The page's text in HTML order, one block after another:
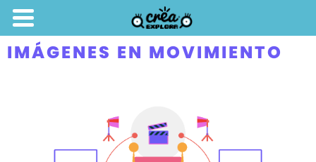
IMÁGENES EN MOVIMIENTO